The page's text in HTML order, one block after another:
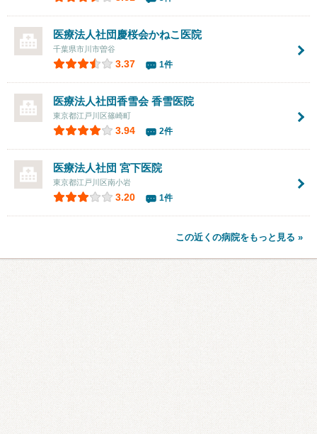
医療法人社団慶桜会かねこ医院
千葉県市川市曽谷
3.37 1件
医療法人社団香雪会香雪医院
東京都江戸川区篠崎町
3.94 2件
医療法人社団 宮下医院
東京都江戸川区南小岩
3.20 1件
この近くの病院をもっと見る »